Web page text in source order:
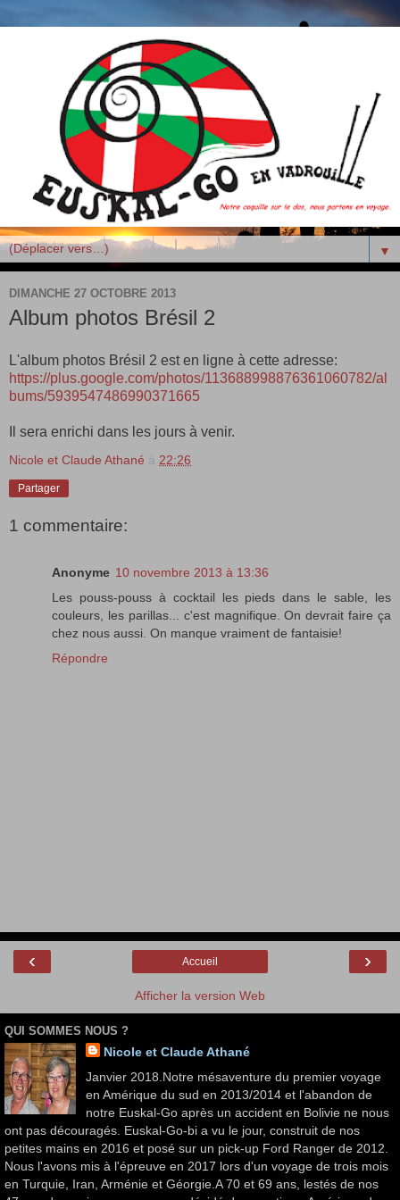
▼
DIMANCHE 27 OCTOBRE 2013
Album photos Brésil 2
L'album photos Brésil 2 est en ligne à cette adresse:
https://plus.google.com/photos/113688998876361060782/al
bums/5939547486990371665
Il sera enrichi dans les jours à venir.
Nicole et Claude Athané à 22:26
Partager
1 commentaire:
Anonyme 10 novembre 2013 à 13:36
Les pouss-pouss à cocktail les pieds dans le sable, les
couleurs, les parillas... c'est magnifique. On devrait faire ça
chez nous aussi. On manque vraiment de fantaisie!
Répondre
‹ ›
Accueil
Afficher la version Web
QUI SOMMES NOUS ?
Nicole et Claude Athané
Janvier 2018.Notre mésaventure du premier voyage
en Amérique du sud en 2013/2014 et l'abandon de
notre Euskal-Go après un accident en Bolivie ne nous
ont pas découragés. Euskal-Go-bi a vu le jour, construit de nos
petites mains en 2016 et posé sur un pick-up Ford Ranger de 2012.
Nous l'avons mis à l'épreuve en 2017 lors d'un voyage de trois mois
en Turquie, Iran, Arménie et Géorgie.A 70 et 69 ans, lestés de nos